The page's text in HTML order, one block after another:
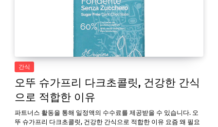
간식
오뚜 슈가프리 다크초콜릿, 건강한 간식
으로 적합한 이유
파트너스 활동을 통해 일정액의 수수료를 제공받을 수 있습니다. 오
뚜 슈가프리 다크초콜릿, 건강한 간식으로 적합한 이유 요즘 왜 필요